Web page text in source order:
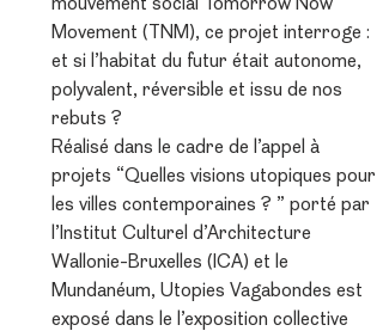
mouvement social Tomorrow Now
Movement (TNM), ce projet interroge :
et si l’habitat du futur était autonome,
polyvalent, réversible et issu de nos
rebuts ?
Réalisé dans le cadre de l’appel à
projets “Quelles visions utopiques pour
les villes contemporaines ? ” porté par
l’Institut Culturel d’Architecture
Wallonie-Bruxelles (ICA) et le
Mundanéum, Utopies Vagabondes est
exposé dans le l’exposition collective